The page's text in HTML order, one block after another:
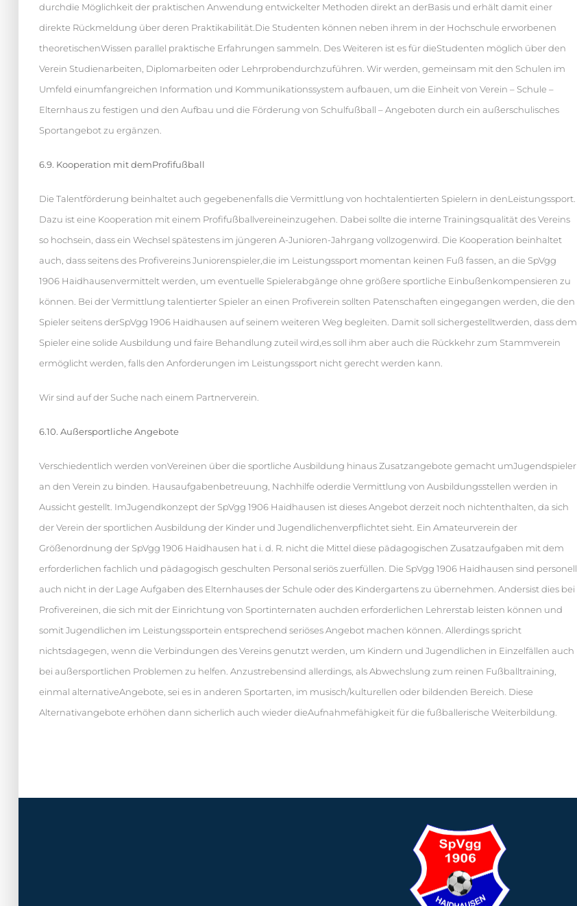
durchdie Möglichkeit der praktischen Anwendung entwickelter Methoden direkt an derBasis und erhält damit einer
direkte Rückmeldung über deren Praktikabilität.Die Studenten können neben ihrem in der Hochschule erworbenen
theoretischenWissen parallel praktische Erfahrungen sammeln. Des Weiteren ist es für dieStudenten möglich über den
Verein Studienarbeiten, Diplomarbeiten oder Lehrprobendurchzuführen. Wir werden, gemeinsam mit den Schulen im
Umfeld einumfangreichen Information und Kommunikationssystem aufbauen, um die Einheit von Verein – Schule –
Elternhaus zu festigen und den Aufbau und die Förderung von Schulfußball – Angeboten durch ein außerschulisches
Sportangebot zu ergänzen.
6.9. Kooperation mit demProfifußball
Die Talentförderung beinhaltet auch gegebenenfalls die Vermittlung von hochtalentierten Spielern in denLeistungssport.
Dazu ist eine Kooperation mit einem Profifußballvereineinzugehen. Dabei sollte die interne Trainingsqualität des Vereins
so hochsein, dass ein Wechsel spätestens im jüngeren A-Junioren-Jahrgang vollzogenwird. Die Kooperation beinhaltet
auch, dass seitens des Profivereins Juniorenspieler,die im Leistungssport momentan keinen Fuß fassen, an die SpVgg
1906 Haidhausenvermittelt werden, um eventuelle Spielerabgänge ohne größere sportliche Einbußenkompensieren zu
können. Bei der Vermittlung talentierter Spieler an einen Profiverein sollten Patenschaften eingegangen werden, die den
Spieler seitens derSpVgg 1906 Haidhausen auf seinem weiteren Weg begleiten. Damit soll sichergestelltwerden, dass dem
Spieler eine solide Ausbildung und faire Behandlung zuteil wird,es soll ihm aber auch die Rückkehr zum Stammverein
ermöglicht werden, falls den Anforderungen im Leistungssport nicht gerecht werden kann.
Wir sind auf der Suche nach einem Partnerverein.
6.10. Außersportliche Angebote
Verschiedentlich werden vonVereinen über die sportliche Ausbildung hinaus Zusatzangebote gemacht umJugendspieler
an den Verein zu binden. Hausaufgabenbetreuung, Nachhilfe oderdie Vermittlung von Ausbildungsstellen werden in
Aussicht gestellt. ImJugendkonzept der SpVgg 1906 Haidhausen ist dieses Angebot derzeit noch nichtenthalten, da sich
der Verein der sportlichen Ausbildung der Kinder und Jugendlichenverpflichtet sieht. Ein Amateurverein der
Größenordnung der SpVgg 1906 Haidhausen hat i. d. R. nicht die Mittel diese pädagogischen Zusatzaufgaben mit dem
erforderlichen fachlich und pädagogisch geschulten Personal seriös zuerfüllen. Die SpVgg 1906 Haidhausen sind personell
auch nicht in der Lage Aufgaben des Elternhauses der Schule oder des Kindergartens zu übernehmen. Andersist dies bei
Profivereinen, die sich mit der Einrichtung von Sportinternaten auchden erforderlichen Lehrerstab leisten können und
somit Jugendlichen im Leistungssportein entsprechend seriöses Angebot machen können. Allerdings spricht
nichtsdagegen, wenn die Verbindungen des Vereins genutzt werden, um Kindern und Jugendlichen in Einzelfällen auch
bei außersportlichen Problemen zu helfen. Anzustrebensind allerdings, als Abwechslung zum reinen Fußballtraining,
einmal alternativeAngebote, sei es in anderen Sportarten, im musisch/kulturellen oder bildenden Bereich. Diese
Alternativangebote erhöhen dann sicherlich auch wieder dieAufnahmefähigkeit für die fußballerische Weiterbildung.